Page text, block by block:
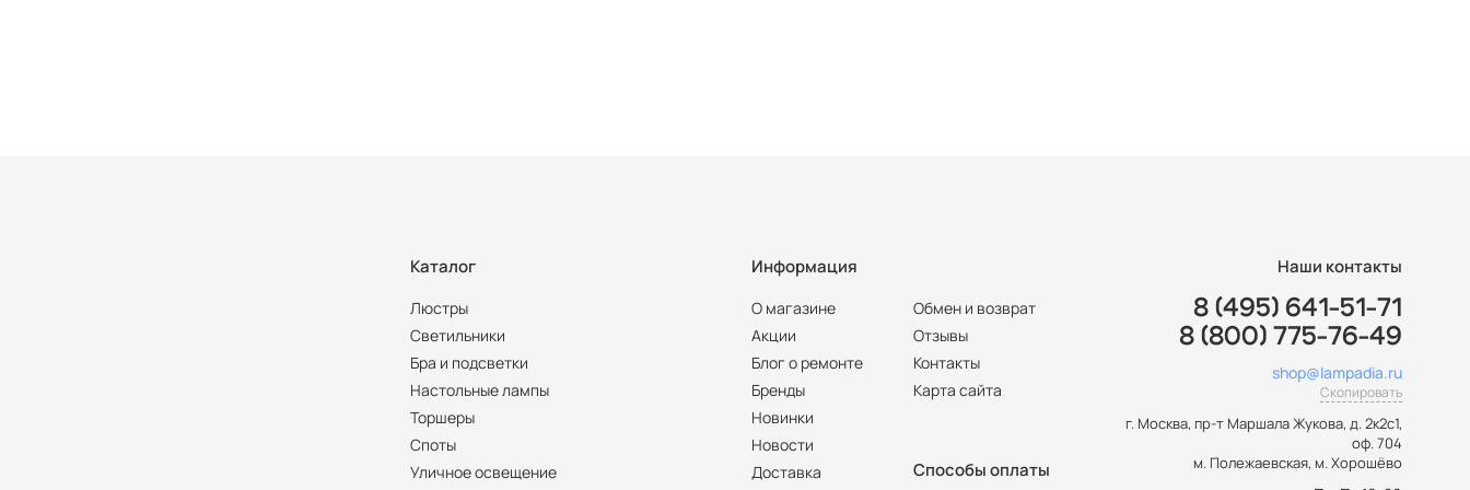
Каталог
Люстры
Светильники
Бра и подсветки
Настольные лампы
Торшеры
Споты
Уличное освещение
Информация
О магазине
Акции
Блог о ремонте
Бренды
Новинки
Новости
Доставка
Обмен и возврат
Отзывы
Контакты
Карта сайта
Способы оплаты
Наши контакты
8 (495) 641-51-71
8 (800) 775-76-49
shop@lampadia.ru
Скопировать
г. Москва, пр-т Маршала Жукова, д. 2к2с1,
оф. 704
м. Полежаевская, м. Хорошёво